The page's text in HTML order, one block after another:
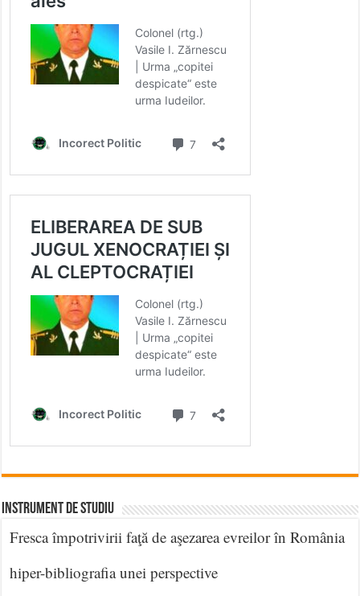
INSTRUMENT DE STUDIU
Fresca împotrivirii faţă de aşezarea evreilor în România
hiper-bibliografia unei perspective